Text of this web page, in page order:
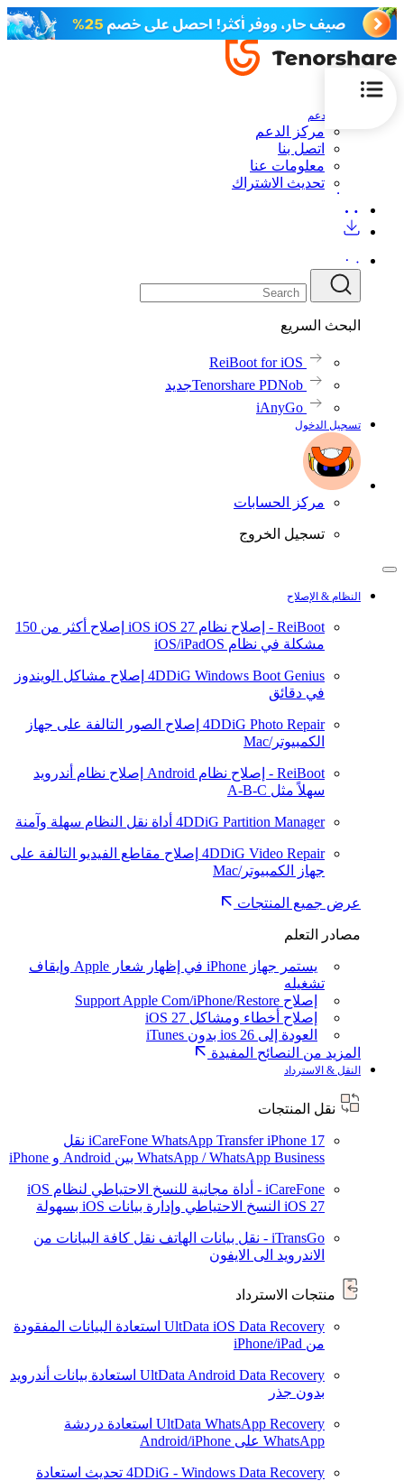
الدعم
مركز الدعم
اتصل بنا
معلومات عنا
تحديث الاشتراك
البحث السريع
ReiBoot for iOS
Tenorshare PDNobجديد
iAnyGo
تسجيل الدخول
مركز الحسابات
تسجيل الخروج
النظام & الإصلاح
ReiBoot - إصلاح نظام iOS iOS 27
إصلاح أكثر من 150
مشكلة في نظام iOS/iPadOS
4DDiG Windows Boot Genius إصلاح مشاكل الويندوز
في دقائق
4DDiG Photo Repair إصلاح الصور التالفة على جهاز
الكمبيوتر/Mac
ReiBoot - إصلاح نظام Android
إصلاح نظام أندرويد
سهلاً مثل A-B-C
4DDiG Partition Manager أداة نقل النظام سهلة وآمنة
4DDiG Video Repair إصلاح مقاطع الفيديو التالفة على
جهاز الكمبيوتر/Mac
عرض جميع المنتجات
مصادر التعلم
يستمر جهاز iPhone في إظهار شعار Apple وإيقاف
تشغيله
إصلاح Support Apple Com/iPhone/Restore
إصلاح أخطاء ومشاكل iOS 27
العودة إلى ios 26 بدون iTunes
المزيد من النصائح المفيدة
النقل & الاسترداد
نقل المنتجات
iCareFone WhatsApp TransferiPhone 17
نقل
WhatsApp / WhatsApp Business بين Android و iPhone
iCareFone - أداة مجانية للنسخ الاحتياطي لنظام iOS
iOS 27 النسخ الاحتياطي وإدارة بيانات iOS بسهولة
iTransGo - نقل بيانات الهاتف
نقل كافة البيانات من
الاندرويد الى الايفون
منتجات الاسترداد
UltData iOS Data Recovery استعادة البيانات المفقودة
من iPhone/iPad
UltData Android Data Recovery استعادة بيانات أندرويد
بدون جذر
UltData WhatsApp Recovery استعادة دردشة
WhatsApp على Android/iPhone
4DDiG - Windows Data Recovery تحديث استعادة